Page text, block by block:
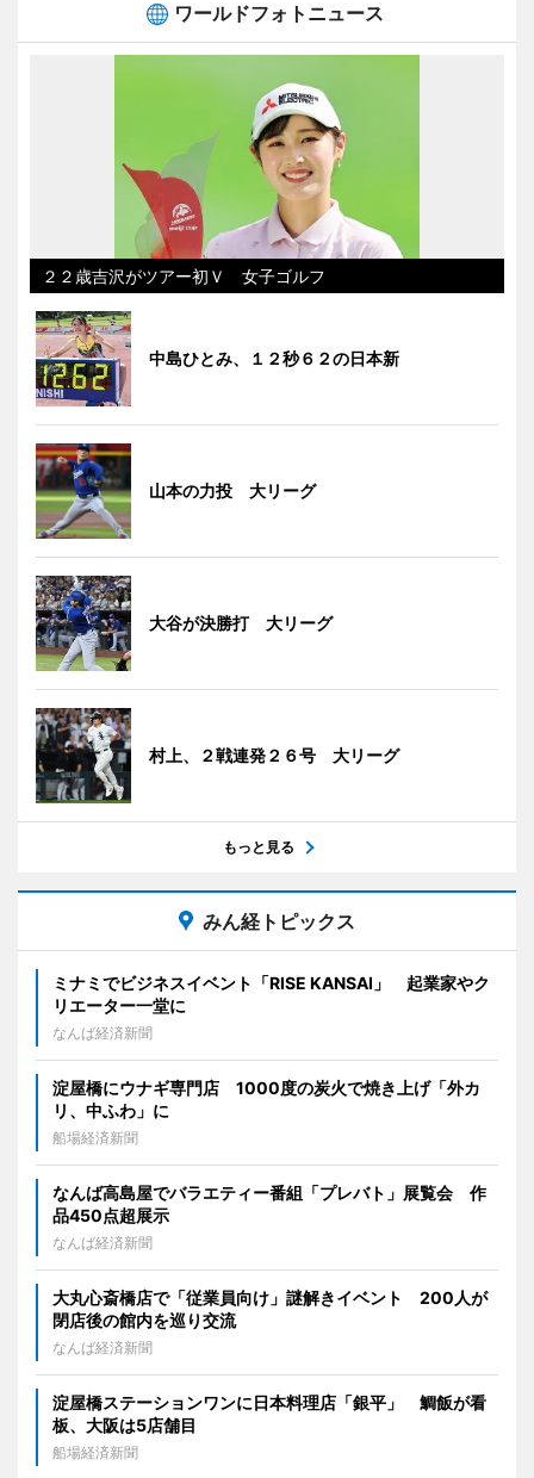
ワールドフォトニュース
２２歳吉沢がツアー初Ｖ 女子ゴルフ
中島ひとみ、１２秒６２の日本新
山本の力投 大リーグ
大谷が決勝打 大リーグ
村上、２戦連発２６号 大リーグ
もっと見る
みん経トピックス
ミナミでビジネスイベント「RISE KANSAI」 起業家やク
リエーター一堂に
なんば経済新聞
淀屋橋にウナギ専門店 1000度の炭火で焼き上げ「外カ
リ、中ふわ」に
船場経済新聞
なんば高島屋でバラエティー番組「プレバト」展覧会 作
品450点超展示
なんば経済新聞
大丸心斎橋店で「従業員向け」謎解きイベント 200人が
閉店後の館内を巡り交流
なんば経済新聞
淀屋橋ステーションワンに日本料理店「銀平」 鯛飯が看
板、大阪は5店舗目
船場経済新聞